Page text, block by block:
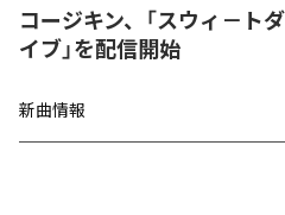
コージキン、「スウィ－ト
イブ」を配信開始
新曲情報